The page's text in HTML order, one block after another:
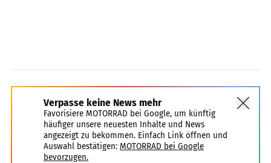
Verpasse keine News mehr
Favorisiere MOTORRAD bei Google, um künftig
häufiger unsere neuesten Inhalte und News
angezeigt zu bekommen. Einfach Link öffnen und
Auswahl bestätigen: MOTORRAD bei Google
bevorzugen.